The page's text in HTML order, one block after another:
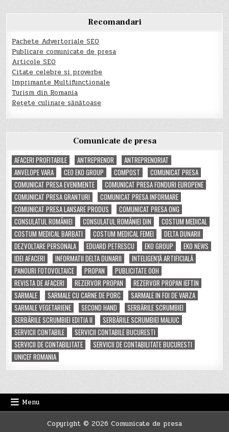
Recomandari
Pachete Advertoriale SEO
Publicare comunicate de presa
Articole SEO
Citate celebre si proverbe
Imprimante Multifunctionale
Turism din Romania
Rețete culinare sănătoase
Comunicate de presa
AFACERI PROFITABILE
ANTREPRENOR
ANTREPRENORIAT
ANVELOPE VARA
CEO EKO GROUP COMPOST
COMUNICAT PRESA
COMUNICAT PRESA EVENIMENTE
COMUNICAT PRESA FONDURI EUROPENE
COMUNICAT PRESA GRANTURI
COMUNICAT PRESA INFORMARE
COMUNICAT PRESA LANSARE PRODUS
COMUNICAT PRESA ONG
CONSULATUL ROMÂNIEI
CONSULATUL ROMÂNIEI DIN
COSTUM MEDICAL
COSTUM MEDICAL BARBATI
COSTUM MEDICAL FEMEI
DELTA DUNARII
DEZVOLTARE PERSONALA
EDUARD PETRESCU EKO GROUP
EKO NEWS
IDEI AFACERI
INFORMATII DELTA DUNARII
INTELIGENȚĂ ARTIFICIALĂ
PANOURI FOTOVOLTAICE
PROPAN
PUBLICITATE OOH
REVISTA DE AFACERI
REZERVOR PROPAN
REZERVOR PROPAN IEFTIN
SARMALE
SARMALE CU CARNE DE PORC
SARMALE IN FOI DE VARZA
SARMALE VEGETARIENE
SECOND HAND
SERBĂRILE SCRUMBIEI
SERBĂRILE SCRUMBIEI EDITIA II
SERBĂRILE SCRUMBIEI MALIUC
SERVICII CONTABILE
SERVICII CONTABILE BUCURESTI
SERVICII DE CONTABILITATE
SERVICII DE CONTABILITATE BUCURESTI
UNICEF ROMANIA
Menu
Copyright © 2026 Comunicate de presa